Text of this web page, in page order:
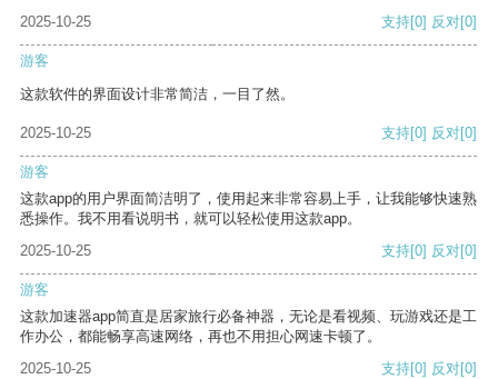
2025-10-25
支持[0] 反对[0]
游客
这款软件的界面设计非常简洁，一目了然。
2025-10-25 支持[0] 反对[0]
游客
这款app的用户界面简洁明了，使用起来非常容易上手，让我能够快速熟
悉操作。我不用看说明书，就可以轻松使用这款app。
2025-10-25
支持[0] 反对[0]
游客
这款加速器app简直是居家旅行必备神器，无论是看视频、玩游戏还是工
作办公，都能畅享高速网络，再也不用担心网速卡顿了。
2025-10-25
支持[0] 反对[0]